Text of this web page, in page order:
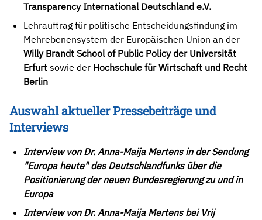
Transparency International Deutschland e.V.
Lehrauftrag für politische Entscheidungsfindung im
Mehrebenensystem der Europäischen Union an der
Willy Brandt School of Public Policy der Universität
Erfurt sowie der Hochschule für Wirtschaft und Recht
Berlin
Auswahl aktueller Pressebeiträge und
Interviews
Interview von Dr. Anna-Maija Mertens in der Sendung
"Europa heute" des Deutschlandfunks über die
Positionierung der neuen Bundesregierung zu und in
Europa
Interview von Dr. Anna-Maija Mertens bei Vrij